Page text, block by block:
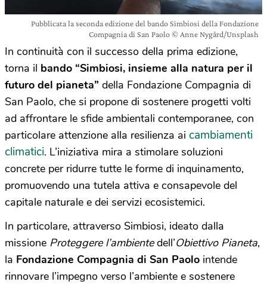
Pubblicata la seconda edizione del bando Simbiosi della Fondazione
Compagnia di San Paolo © Anne Nygård/Unsplash
In continuità con il successo della prima edizione,
torna il bando “Simbiosi, insieme alla natura per il
futuro del pianeta” della Fondazione Compagnia di
San Paolo, che si propone di sostenere progetti volti
ad affrontare le sfide ambientali contemporanee, con
particolare attenzione alla resilienza ai cambiamenti
climatici. L’iniziativa mira a stimolare soluzioni
concrete per ridurre tutte le forme di inquinamento,
promuovendo una tutela attiva e consapevole del
capitale naturale e dei servizi ecosistemici.
In particolare, attraverso Simbiosi, ideato dalla
missione Proteggere l’ambientedell’Obiettivo Pianeta,
la Fondazione Compagnia di San Paolo intende
rinnovare l’impegno verso l’ambiente e sostenere